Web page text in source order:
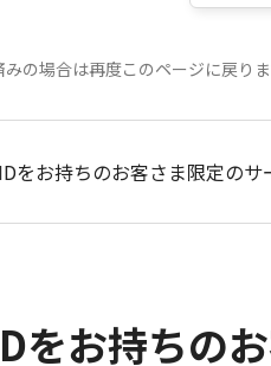
の場合は再度このページに戻りま
をお持ちのお客さま限定のサ
をお持ちの